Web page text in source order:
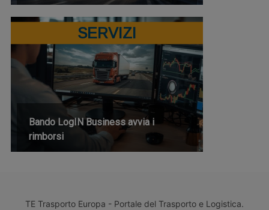
SERVIZI
Bando LogIN Business avvia i
rimborsi
TE Trasporto Europa - Portale del Trasporto e Logistica.